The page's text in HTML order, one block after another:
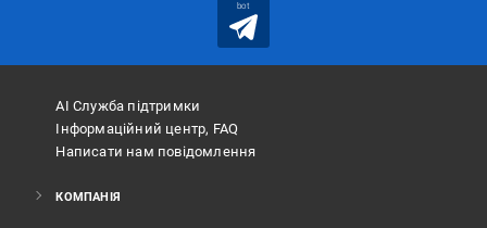
bot
АІ Служба підтримки
Інформаційний центр, FAQ
Написати нам повідомлення
КОМПАНІЯ